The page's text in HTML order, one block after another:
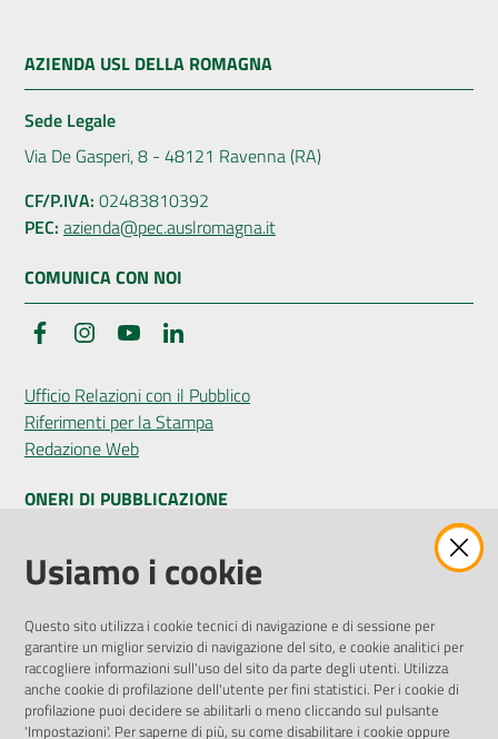
AZIENDA USL DELLA ROMAGNA
Sede Legale
Via De Gasperi, 8 - 48121 Ravenna (RA)
CF/P.IVA: 02483810392
PEC: azienda@pec.auslromagna.it
COMUNICA CON NOI
FacebookInstagramYouTube
Ufficio Relazioni con il Pubblico
Riferimenti per la Stampa
Redazione Web
ONERI DI PUBBLICAZIONE
Amministrazione Trasparente
Pubblicità legale
Privacy Policy
Attuazione Misure PNRR
Liste di Attesa
Usiamo i cookie
Questo sito utilizza i cookie tecnici di navigazione e di sessione per
garantire un miglior servizio di navigazione del sito, e cookie analitici per
raccogliere informazioni sull'uso del sito da parte degli utenti. Utilizza
anche cookie di profilazione dell'utente per fini statistici. Per i cookie di
profilazione puoi decidere se abilitarli o meno cliccando sul pulsante
'Impostazioni'. Per saperne di più, su come disabilitare i cookie oppure